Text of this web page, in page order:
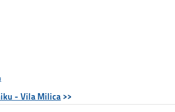
- Vila Milica >>